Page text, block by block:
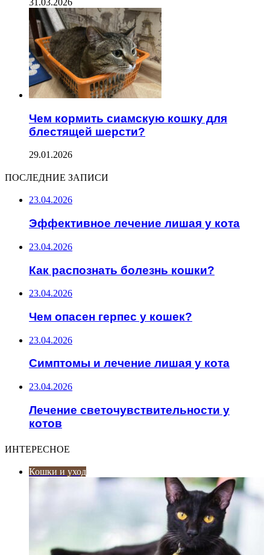
31.03.2026
Чем кормить сиамскую кошку для
блестящей шерсти?
29.01.2026
ПОСЛЕДНИЕ ЗАПИСИ
23.04.2026
Эффективное лечение лишая у кота
23.04.2026
Как распознать болезнь кошки?
23.04.2026
Чем опасен герпес у кошек?
23.04.2026
Симптомы и лечение лишая у кота
23.04.2026
Лечение светочувствительности у
котов
ИНТЕРЕСНОЕ
Кошки и уход